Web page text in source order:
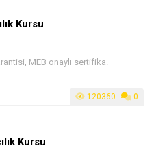
Kursu
MEB onaylı sertifika.
120360 0
Kursu